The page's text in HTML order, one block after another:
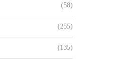
(58)
(255)
(135)